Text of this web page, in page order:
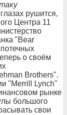
рушится,
Центра 11
"Bear
о своём
Brothers".
"Merrill Lynch"
рынке
большого
свои